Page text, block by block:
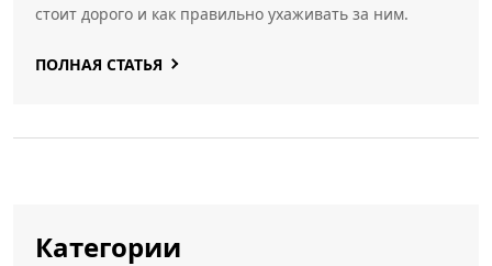
стоит дорого и как правильно ухаживать за ним.
ПОЛНАЯ СТАТЬЯ
Категории